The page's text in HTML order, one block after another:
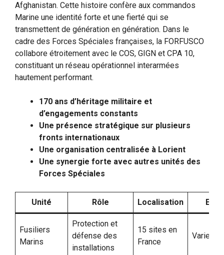
Afghanistan. Cette histoire confère aux commandos
Marine une identité forte et une fierté qui se
transmettent de génération en génération. Dans le
cadre des Forces Spéciales françaises, la FORFUSCO
collabore étroitement avec le COS, GIGN et CPA 10,
constituant un réseau opérationnel interarmées
hautement performant.
170 ans d’héritage militaire et
d’engagements constants
Une présence stratégique sur plusieurs
fronts internationaux
Une organisation centralisée à Lorient
Une synergie forte avec autres unités des
Forces Spéciales
Unité Rôle Localisation
Fusiliers
Marins
Protection et
défense des
installations
15 sites en
France
Varie